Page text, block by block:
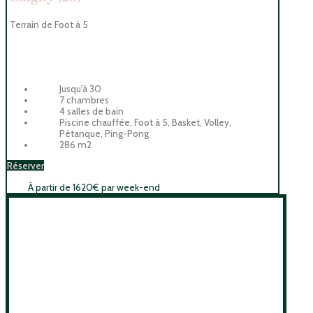
Terrain de Foot à 5
Jusqu'à 30
7 chambres
4 salles de bain
Piscine chauffée, Foot à 5, Basket, Volley,
Pétanque, Ping-Pong
286 m2
Réserver
À partir de 1620€ par week-end